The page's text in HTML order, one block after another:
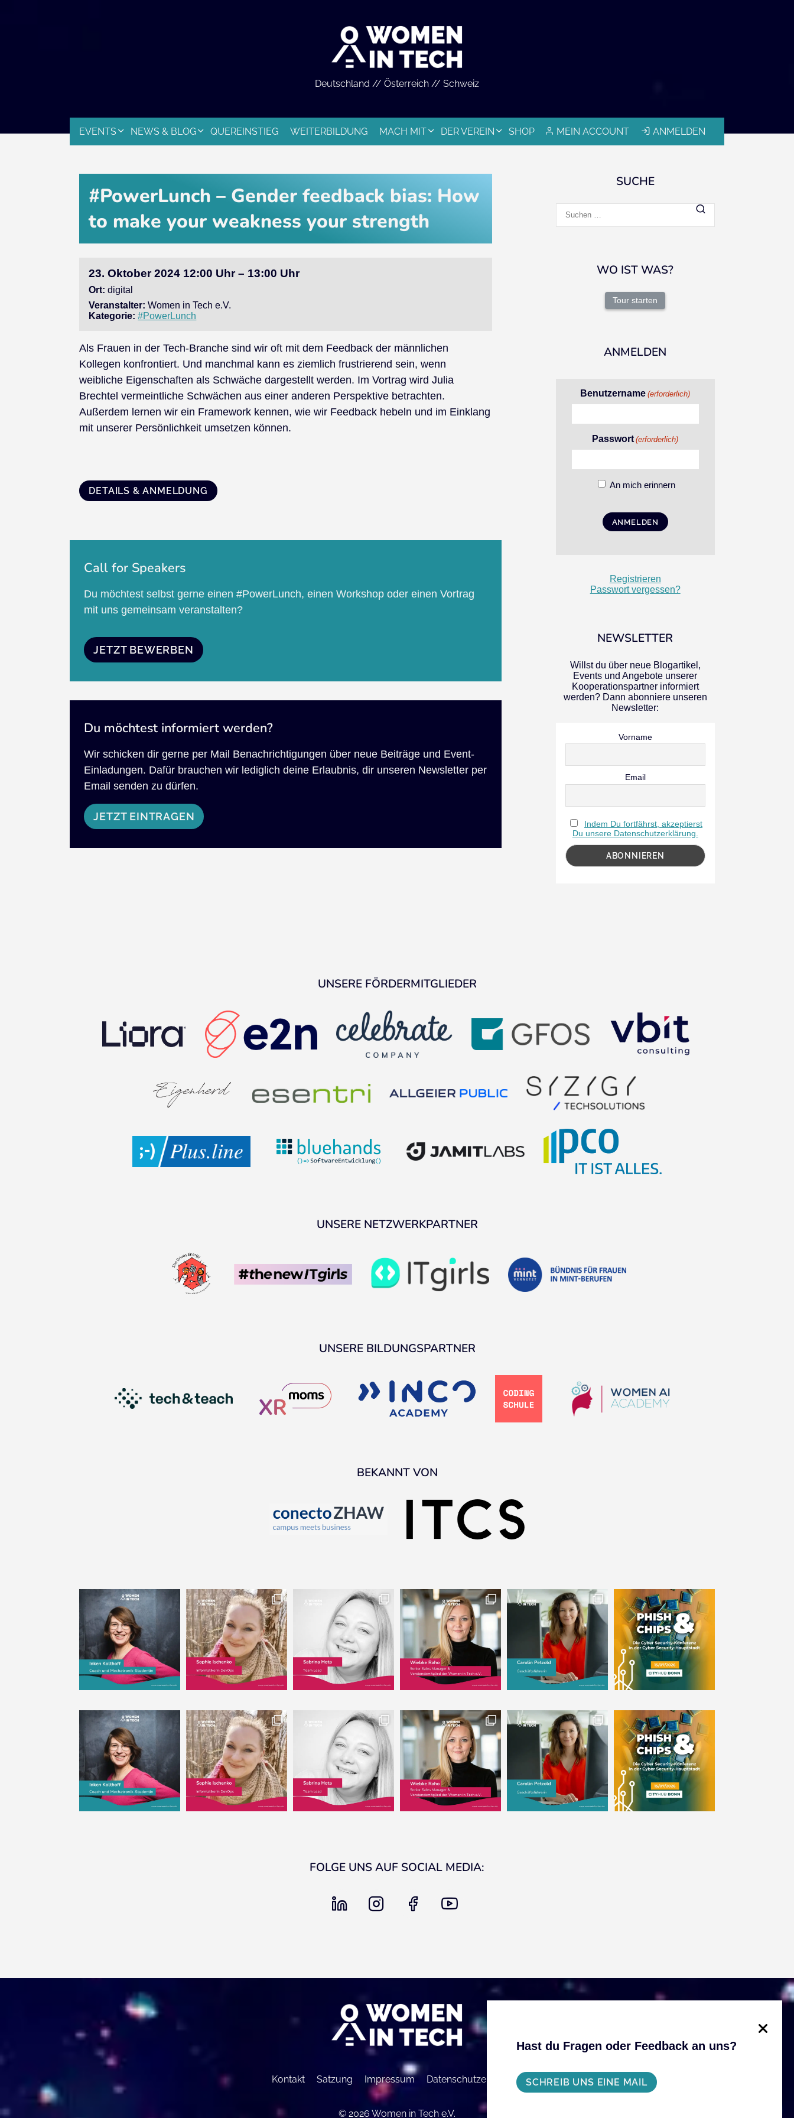
Deutschland // Österreich // Schweiz
MEIN ACCOUNT ANMELDEN
EVENTS NEWS & BLOG QUEREINSTIEG WEITERBILDUNG MACH MIT DER VEREIN SHOP
#PowerLunch – Gender feedback bias: How
to make your weakness your strength
23. Oktober 2024 12:00 Uhr – 13:00 Uhr
Ort: digital
Veranstalter: Women in Tech e.V.
Kategorie: #PowerLunch
Als Frauen in der Tech-Branche sind wir oft mit dem Feedback der männlichen
Kollegen konfrontiert. Und manchmal kann es ziemlich frustrierend sein, wenn
weibliche Eigenschaften als Schwäche dargestellt werden. Im Vortrag wird Julia
Brechtel vermeintliche Schwächen aus einer anderen Perspektive betrachten.
Außerdem lernen wir ein Framework kennen, wie wir Feedback hebeln und im Einklang
mit unserer Persönlichkeit umsetzen können.
DETAILS & ANMELDUNG
Call for Speakers
Du möchtest selbst gerne einen #PowerLunch, einen Workshop oder einen Vortrag
mit uns gemeinsam veranstalten?
JETZT BEWERBEN
Du möchtest informiert werden?
Wir schicken dir gerne per Mail Benachrichtigungen über neue Beiträge und Event-
Einladungen. Dafür brauchen wir lediglich deine Erlaubnis, dir unseren Newsletter per
Email senden zu dürfen.
JETZT EINTRAGEN
SUCHE
nach:
WO IST WAS?
Tour starten
ANMELDEN
Benutzername (erforderlich)
Passwort (erforderlich)
An mich erinnern
Registrieren
Passwort vergessen?
NEWSLETTER
Willst du über neue Blogartikel,
Events und Angebote unserer
Kooperationspartner informiert
werden? Dann abonniere unseren
Newsletter:
Vorname
Email
Indem Du fortfährst, akzeptierst
Du unsere Datenschutzerklärung.
UNSERE FÖRDERMITGLIEDER
UNSERE NETZWERKPARTNER
UNSERE BILDUNGSPARTNER
BEKANNT VON
FOLGE UNS AUF SOCIAL MEDIA:
linkedin instagram
Kontakt Satzung Impressum Datenschutzerklärung
© 2026 Women in Tech e.V.
Hast du Fragen oder Feedback an uns?
SCHREIB UNS EINE MAIL